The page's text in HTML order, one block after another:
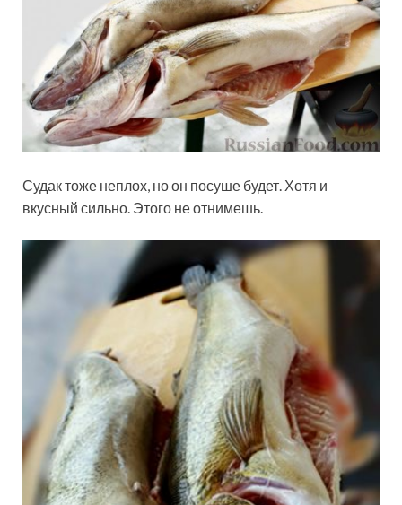
Судак тоже неплох, но он посуше будет. Хотя и
вкусный сильно. Этого не отнимешь.